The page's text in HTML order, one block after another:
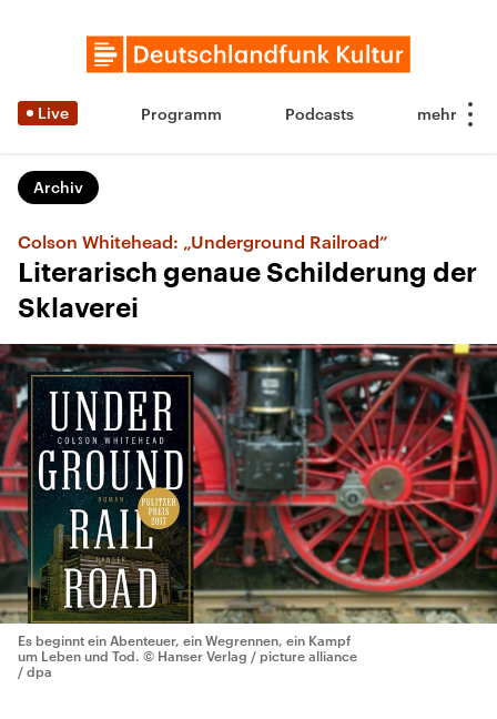
Live Programm Podcasts
Archiv
Colson Whitehead: „Underground Railroad”
Literarisch genaue Schilderung der
Sklaverei
Es beginnt ein Abenteuer, ein Wegrennen, ein Kampf
um Leben und Tod. © Hanser Verlag / picture alliance
/ dpa